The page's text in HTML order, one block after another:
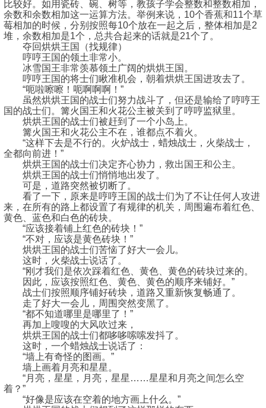
比较好。如用瓷砖、碗、树等，教孩子学会整数和整数相加，
余数和余数相加这一运算方法。举例来说，10个香蕉和11个草
莓相加的时候，分别按照每10个放在一起之后，整体相加是2
堆，余数相加是1个，总共合起来的话就是21个了。
夺回烘烘王国（找规律）
哼哼王国的领土非常小。
冰雪国王非常羡慕领土广阔的烘烘王国。
哼哼王国的将士们瞅准机会，朝着烘烘王国进攻去了。
“呃啦嚓嚓！呃啊啊啊！”
虽然烘烘王国的战士们努力战斗了，但还是输给了哼哼王
国的战士们。篝火国王和火花公主被关到了哼哼监狱里。
烘烘王国的战士们被赶到了一个小岛上。
篝火国王和火花公主不在，谁都点不着火。
“这样下去是不行的。火炉战士，蜡烛战士，火柴战士，
全都向前进！”
烘烘王国的战士们决定齐心协力，救出国王和公主。
烘烘王国的战士们悄悄地出发了。
可是，道路突然被切断了。
看了一下，原来是哼哼王国的战士们为了不让任何人攻进
来，在所有的路上都设置了有规律的机关，周围遍布着红色、
黄色、蓝色和白色的砖块。
“应该接着铺上红色的砖块！”
“不对，应该是黄色砖块！”
烘烘王国的战士们苦恼了好大一会儿。
这时，火柴战士说话了。
“刚才我们是依次踩着红色、黄色、黄色的砖块过来的。
因此，应该按照红色、黄色、黄色的顺序来铺好。”
战士们按照顺序铺好砖块，道路又重新恢复畅通了。
走了好大一会儿，周围突然变黑了。
“都不知道哪里是哪里了！”
再加上嗖嗖的大风吹过来，
烘烘王国的战士们都哆哆嗦嗦发抖了。
这时，一个蜡烛战士说话了：
“墙上有奇怪的图画。”
墙上画着月亮和星星。
“月亮，星星，月亮，星星……星星和月亮之间怎么空
着？”
“好像是应该在空着的地方画上什么。”